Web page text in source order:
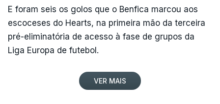
E foram seis os golos que o Benfica marcou aos
escoceses do Hearts, na primeira mão da terceira
pré-eliminatória de acesso à fase de grupos da
Liga Europa de futebol.
VER MAIS